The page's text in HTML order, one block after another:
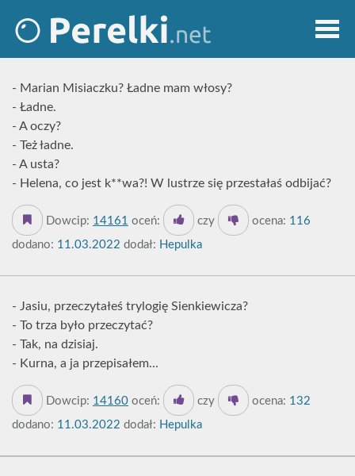
- Marian Misiaczku? Ładne mam włosy?
- Ładne.
- A oczy?
- Też ładne.
- A usta?
- Helena, co jest k**wa?! W lustrze się przestałaś odbijać?
Dowcip: 14161 oceń: czy ocena: 116
dodano: 11.03.2022 dodał: Hepulka
- Jasiu, przeczytałeś trylogię Sienkiewicza?
- To trza było przeczytać?
- Tak, na dzisiaj.
- Kurna, a ja przepisałem...
Dowcip: 14160 oceń: czy ocena: 132
dodano: 11.03.2022 dodał: Hepulka